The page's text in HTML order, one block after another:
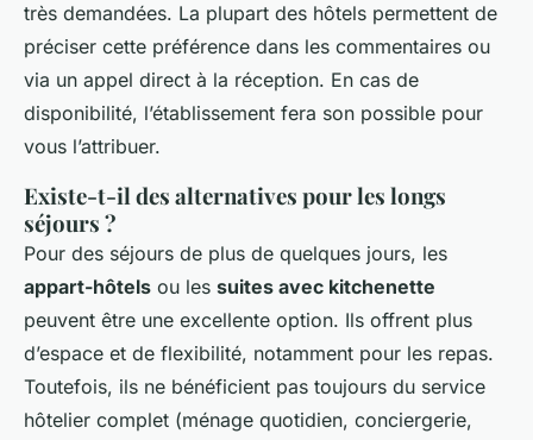
très demandées. La plupart des hôtels permettent de
préciser cette préférence dans les commentaires ou
via un appel direct à la réception. En cas de
disponibilité, l’établissement fera son possible pour
vous l’attribuer.
Existe-t-il des alternatives pour les longs
séjours ?
Pour des séjours de plus de quelques jours, les
appart-hôtels ou les suites avec kitchenette
peuvent être une excellente option. Ils offrent plus
d’espace et de flexibilité, notamment pour les repas.
Toutefois, ils ne bénéficient pas toujours du service
hôtelier complet (ménage quotidien, conciergerie,